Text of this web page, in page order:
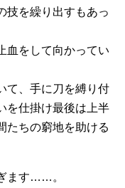
技を繰り出すもあっ
血をして向かってい
て、手に刀を縛り付
を仕掛け最後は上半
たちの窮地を助ける
ます……。